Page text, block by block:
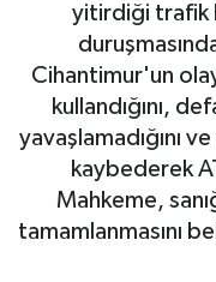
yitirdiği trafik
Cihantimur'un
kullandığını,
yavaşlamadığını
kaybederek
Mahkeme,
tamamlanmasını
Resmi İlanlar
Sağlık
Siyaset
Spor